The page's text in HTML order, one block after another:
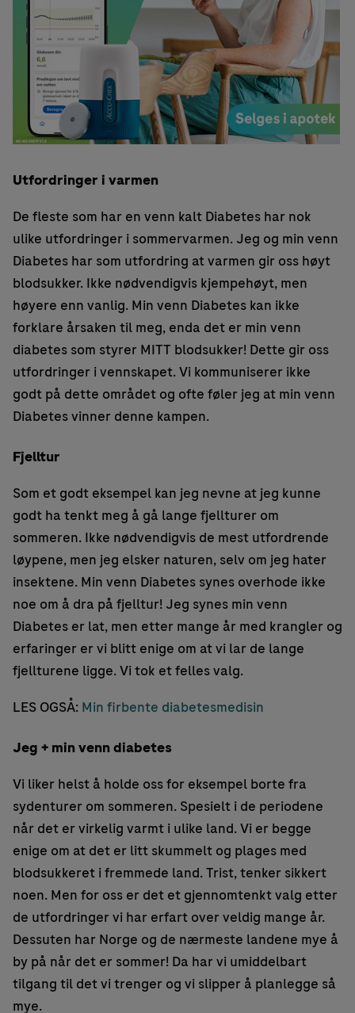
Utfordringer i varmen
De fleste som har en venn kalt Diabetes har nok
ulike utfordringer i sommervarmen. Jeg og min venn
Diabetes har som utfordring at varmen gir oss høyt
blodsukker. Ikke nødvendigvis kjempehøyt, men
høyere enn vanlig. Min venn Diabetes kan ikke
forklare årsaken til meg, enda det er min venn
diabetes som styrer MITT blodsukker! Dette gir oss
utfordringer i vennskapet. Vi kommuniserer ikke
godt på dette området og ofte føler jeg at min venn
Diabetes vinner denne kampen.
Fjelltur
Som et godt eksempel kan jeg nevne at jeg kunne
godt ha tenkt meg å gå lange fjellturer om
sommeren. Ikke nødvendigvis de mest utfordrende
løypene, men jeg elsker naturen, selv om jeg hater
insektene. Min venn Diabetes synes overhode ikke
noe om å dra på fjelltur! Jeg synes min venn
Diabetes er lat, men etter mange år med krangler og
erfaringer er vi blitt enige om at vi lar de lange
fjellturene ligge. Vi tok et felles valg.
LES OGSÅ: Min firbente diabetesmedisin
Jeg + min venn diabetes
Vi liker helst å holde oss for eksempel borte fra
sydenturer om sommeren. Spesielt i de periodene
når det er virkelig varmt i ulike land. Vi er begge
enige om at det er litt skummelt og plages med
blodsukkeret i fremmede land. Trist, tenker sikkert
noen. Men for oss er det et gjennomtenkt valg etter
de utfordringer vi har erfart over veldig mange år.
Dessuten har Norge og de nærmeste landene mye å
by på når det er sommer! Da har vi umiddelbart
tilgang til det vi trenger og vi slipper å planlegge så
mye.